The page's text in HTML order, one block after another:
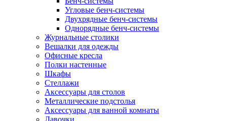
Угловые бенч-системы
Двухрядные бенч-системы
Однорядные бенч-системы
Журнальные столики
Вешалки для одежды
Офисные кресла
Полки настенные
Шкафы
Стеллажи
Аксессуары для столов
Металлические подстолья
Аксессуары для ванной комнаты
Лавочки